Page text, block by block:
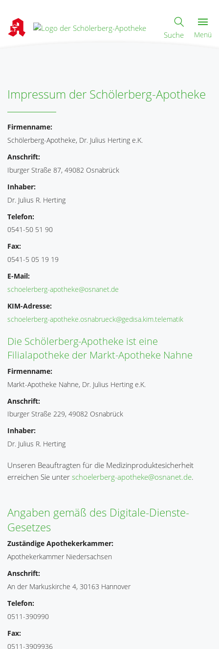
Suche Menü
Impressum der Schölerberg-Apotheke
Firmenname:
Schölerberg-Apotheke, Dr. Julius Herting e.K.
Anschrift:
Iburger Straße 87, 49082 Osnabrück
Inhaber:
Dr. Julius R. Herting
Telefon:
0541-50 51 90
Fax:
0541-5 05 19 19
E-Mail:
schoelerberg-apotheke@osnanet.de
KIM-Adresse:
schoelerberg-apotheke.osnabrueck@gedisa.kim.telematik
Die Schölerberg-Apotheke ist eine
Filialapotheke der Markt-Apotheke Nahne
Firmenname:
Markt-Apotheke Nahne, Dr. Julius Herting e.K.
Anschrift:
Iburger Straße 229, 49082 Osnabrück
Inhaber:
Dr. Julius R. Herting
Unseren Beauftragten für die Medizinproduktesicherheit
erreichen Sie unter schoelerberg-apotheke@osnanet.de.
Angaben gemäß des Digitale-Dienste-
Gesetzes
Zuständige Apothekerkammer:
Apothekerkammer Niedersachsen
Anschrift:
An der Markuskirche 4, 30163 Hannover
Telefon:
0511-390990
Fax:
0511-3909936